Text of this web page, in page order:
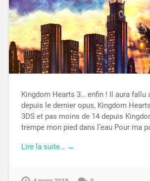
Kingdom Hearts 3… enfin ! Il aura fallu
depuis le dernier opus, Kingdom
3DS et pas moins de 14 depuis
trempe mon pied dans l’eau Pour ma
Lire la suite… →